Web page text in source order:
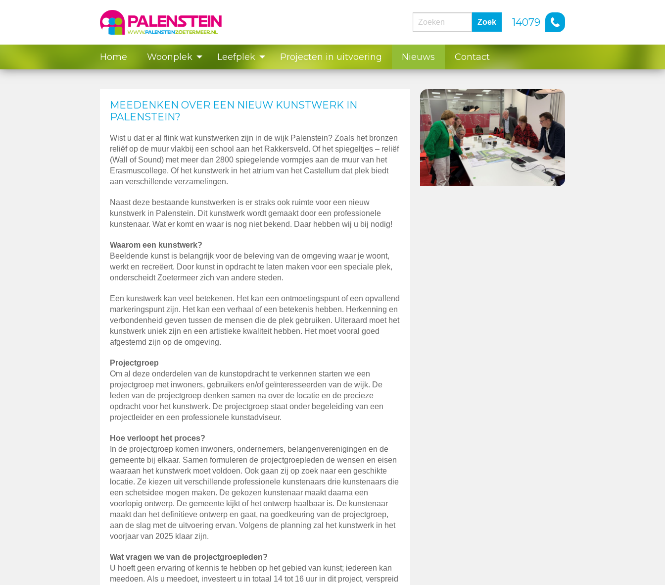
Zoek 14079
Home Woonplek Leefplek Projecten in uitvoering Nieuws Contact
MEEDENKEN OVER EEN NIEUW KUNSTWERK IN
PALENSTEIN?
Wist u dat er al flink wat kunstwerken zijn in de wijk Palenstein? Zoals het bronzen
reliëf op de muur vlakbij een school aan het Rakkersveld. Of het spiegeltjes – reliëf
(Wall of Sound) met meer dan 2800 spiegelende vormpjes aan de muur van het
Erasmuscollege. Of het kunstwerk in het atrium van het Castellum dat plek biedt
aan verschillende verzamelingen.
Naast deze bestaande kunstwerken is er straks ook ruimte voor een nieuw
kunstwerk in Palenstein. Dit kunstwerk wordt gemaakt door een professionele
kunstenaar. Wat er komt en waar is nog niet bekend. Daar hebben wij u bij nodig!
Waarom een kunstwerk?
Beeldende kunst is belangrijk voor de beleving van de omgeving waar je woont,
werkt en recreëert. Door kunst in opdracht te laten maken voor een speciale plek,
onderscheidt Zoetermeer zich van andere steden.
Een kunstwerk kan veel betekenen. Het kan een ontmoetingspunt of een opvallend
markeringspunt zijn. Het kan een verhaal of een betekenis hebben. Herkenning en
verbondenheid geven tussen de mensen die de plek gebruiken. Uiteraard moet het
kunstwerk uniek zijn en een artistieke kwaliteit hebben. Het moet vooral goed
afgestemd zijn op de omgeving.
Projectgroep
Om al deze onderdelen van de kunstopdracht te verkennen starten we een
projectgroep met inwoners, gebruikers en/of geïnteresseerden van de wijk. De
leden van de projectgroep denken samen na over de locatie en de precieze
opdracht voor het kunstwerk. De projectgroep staat onder begeleiding van een
projectleider en een professionele kunstadviseur.
Hoe verloopt het proces?
In de projectgroep komen inwoners, ondernemers, belangenverenigingen en de
gemeente bij elkaar. Samen formuleren de projectgroepleden de wensen en eisen
waaraan het kunstwerk moet voldoen. Ook gaan zij op zoek naar een geschikte
locatie. Ze kiezen uit verschillende professionele kunstenaars drie kunstenaars die
een schetsidee mogen maken. De gekozen kunstenaar maakt daarna een
voorlopig ontwerp. De gemeente kijkt of het ontwerp haalbaar is. De kunstenaar
maakt dan het definitieve ontwerp en gaat, na goedkeuring van de projectgroep,
aan de slag met de uitvoering ervan. Volgens de planning zal het kunstwerk in het
voorjaar van 2025 klaar zijn.
Wat vragen we van de projectgroepleden?
U hoeft geen ervaring of kennis te hebben op het gebied van kunst; iedereen kan
meedoen. Als u meedoet, investeert u in totaal 14 tot 16 uur in dit project, verspreid